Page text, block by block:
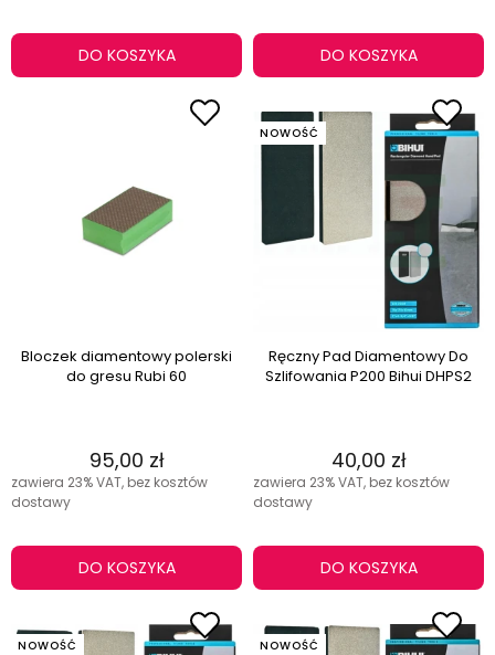
DO KOSZYKA DO KOSZYKA
Bloczek diamentowy polerski
do gresu Rubi 60
95,00 zł
zawiera 23% VAT, bez kosztów
dostawy
DO KOSZYKA
Ręczny Pad Diamentowy Do
Szlifowania P200 Bihui DHPS2
40,00 zł
zawiera 23% VAT, bez kosztów
dostawy
DO KOSZYKA
NOWOŚĆ
NOWOŚĆ NOWOŚĆ